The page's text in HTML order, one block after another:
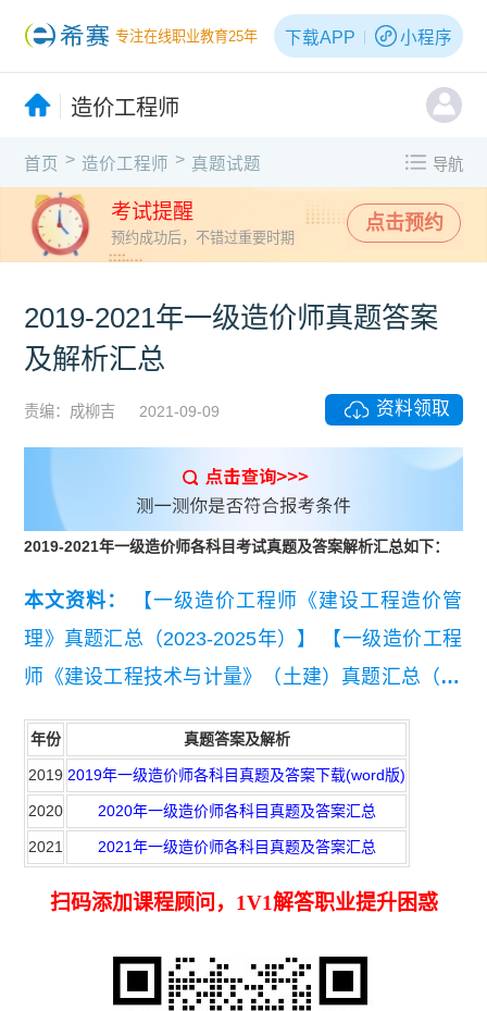
专注在线职业教育25年 下载APP 小程序
造价工程师
首页 > 造价工程师 > 真题试题 导航
考试提醒
预约成功后，不错过重要时期
点击预约
2019-2021年一级造价师真题答案
及解析汇总
责编：成柳吉 2021-09-09 资料领取
2019-2021年一级造价师各科目考试真题及答案解析汇总如下：
本文资料：
【一级造价工程师《建设工程造价管
理》真题汇总（2023-2025年）】
【一级造价工程
师《建设工程技术与计量》（土建）真题汇总（20
23-2025年）】 【一级造价工程师《建设工程技术
与计量》（安装工程）真题汇总（2023-2025
年）】 【一级造价工程师《建设工程计价》真题汇
总（2023-2025年）】 【一级造价工程师《建设工
程案例分析》（土建）真题汇总（2023-2025
年）】
年份 真题答案及解析
2019 2019年一级造价师各科目真题及答案下载(word版)
2020 2020年一级造价师各科目真题及答案汇总
2021 2021年一级造价师各科目真题及答案汇总
扫码添加课程顾问，1V1解答职业提升困惑